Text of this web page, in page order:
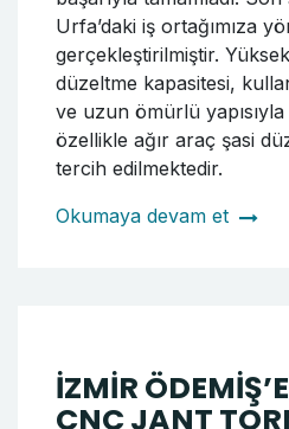
Daha önce WRM26 CNC
sevkiyatını
Jant Lastik firmasına bu
Elektrostatik Toz Boyama
teslimatını başarıyla
sistem, firmanın üretim
amacıyla özel olarak
Okumaya devam et